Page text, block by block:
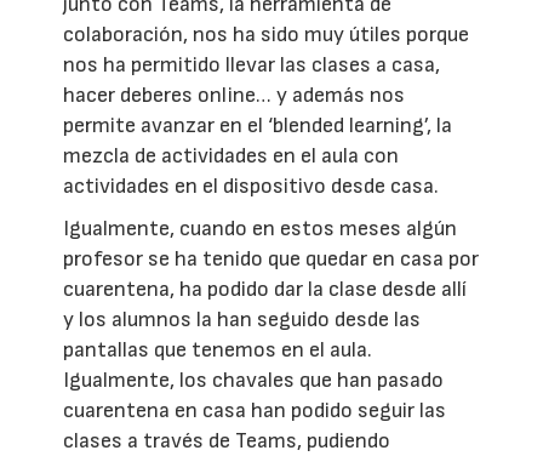
colaboración, nos ha sido muy útiles porque
nos ha permitido llevar las clases a casa,
hacer deberes online… y además nos
permite avanzar en el ‘blended learning’, la
mezcla de actividades en el aula con
actividades en el dispositivo desde casa.
Igualmente, cuando en estos meses algún
profesor se ha tenido que quedar en casa por
cuarentena, ha podido dar la clase desde allí
y los alumnos la han seguido desde las
pantallas que tenemos en el aula.
Igualmente, los chavales que han pasado
cuarentena en casa han podido seguir las
clases a través de Teams, pudiendo